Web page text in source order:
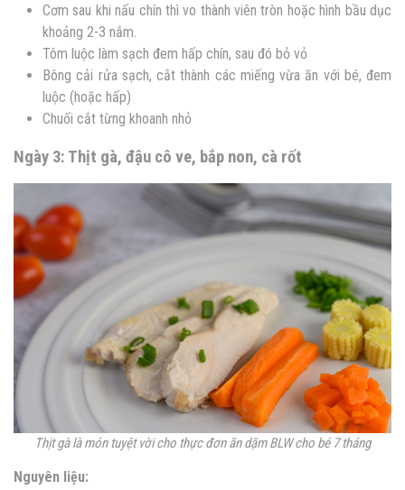
Cơm sau khi nấu chín thì vo thành viên tròn hoặc hình bầu dục
khoảng 2-3 nắm.
Tôm luộc làm sạch đem hấp chín, sau đó bỏ vỏ
Bông cải rửa sạch, cắt thành các miếng vừa ăn với bé, đem
luộc (hoặc hấp)
Chuối cắt từng khoanh nhỏ
Ngày 3: Thịt gà, đậu cô ve, bắp non, cà rốt
Thịt gà là món tuyệt vời cho thực đơn ăn dặm BLW cho bé 7 tháng
Nguyên liệu: